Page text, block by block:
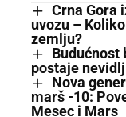
Crna Gora
uvozu –
zemlju?
Budućnost
postaje
Nova
marš -10:
Mesec i Mars